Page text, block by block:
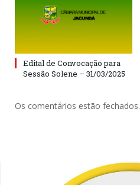
Edital de Convocação para
Sessão Solene – 31/03/2025
Os comentários estão fechados.